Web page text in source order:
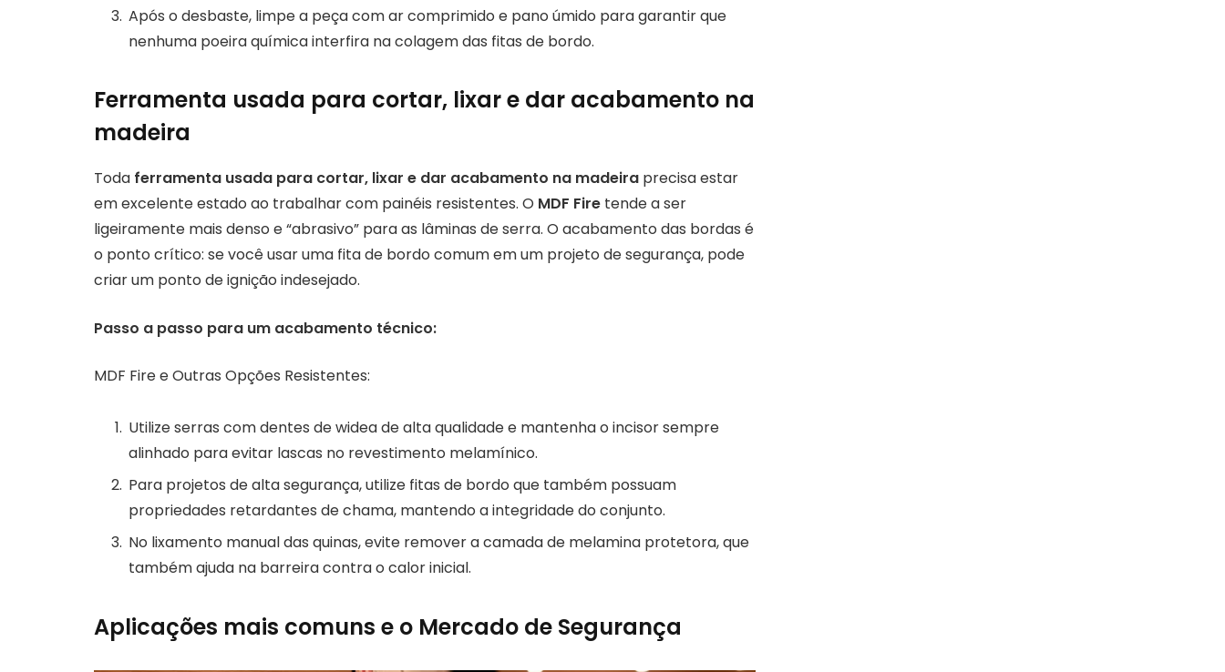
Após o desbaste, limpe a peça com ar comprimido e pano úmido para garantir que
nenhuma poeira química interfira na colagem das fitas de bordo.
Ferramenta usada para cortar, lixar e dar acabamento na
madeira
Toda ferramenta usada para cortar, lixar e dar acabamento na madeira precisa estar
em excelente estado ao trabalhar com painéis resistentes. O MDF Fire tende a ser
ligeiramente mais denso e “abrasivo” para as lâminas de serra. O acabamento das bordas é
o ponto crítico: se você usar uma fita de bordo comum em um projeto de segurança, pode
criar um ponto de ignição indesejado.
Passo a passo para um acabamento técnico:
MDF Fire e Outras Opções Resistentes:
Utilize serras com dentes de widea de alta qualidade e mantenha o incisor sempre
alinhado para evitar lascas no revestimento melamínico.
Para projetos de alta segurança, utilize fitas de bordo que também possuam
propriedades retardantes de chama, mantendo a integridade do conjunto.
No lixamento manual das quinas, evite remover a camada de melamina protetora, que
também ajuda na barreira contra o calor inicial.
Aplicações mais comuns e o Mercado de Segurança